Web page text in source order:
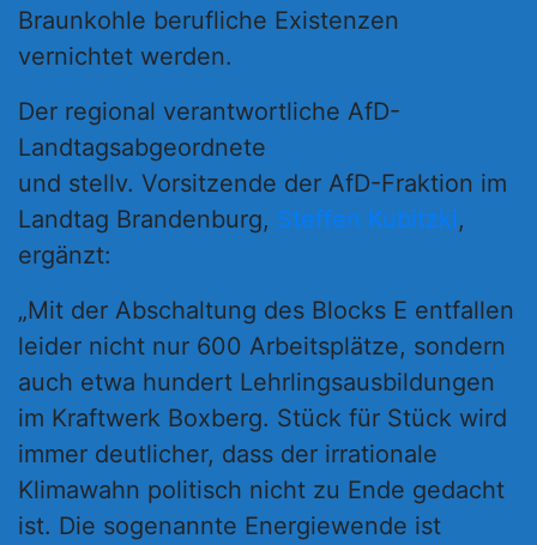
Braunkohle berufliche Existenzen
vernichtet werden.
Der regional verantwortliche AfD-
Landtagsabgeordnete
und stellv. Vorsitzende der AfD-Fraktion im
Landtag Brandenburg, Steffen Kubitzki,
ergänzt:
„Mit der Abschaltung des Blocks E entfallen
leider nicht nur 600 Arbeitsplätze, sondern
auch etwa hundert Lehrlingsausbildungen
im Kraftwerk Boxberg. Stück für Stück wird
immer deutlicher, dass der irrationale
Klimawahn politisch nicht zu Ende gedacht
ist. Die sogenannte Energiewende ist